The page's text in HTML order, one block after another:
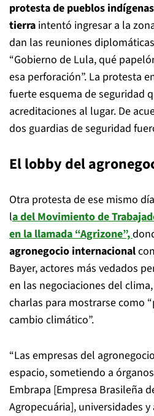
protesta de pueblos
tierra intentó ingresar a la
dan las reuniones
“Gobierno de Lula, qué
esa perforación”. La protesta
fuerte esquema de seguridad
acreditaciones al lugar. De
dos guardias de seguridad
El lobby del
Otra protesta de ese mismo
la del Movimiento de
en la llamada “Agrizone”,
agronegocio internacional
Bayer, actores más vedados
en las negociaciones del
charlas para mostrarse como
cambio climático”.
“Las empresas del
espacio, sometiendo a
Embrapa [Empresa Brasileña
Agropecuária], universidades